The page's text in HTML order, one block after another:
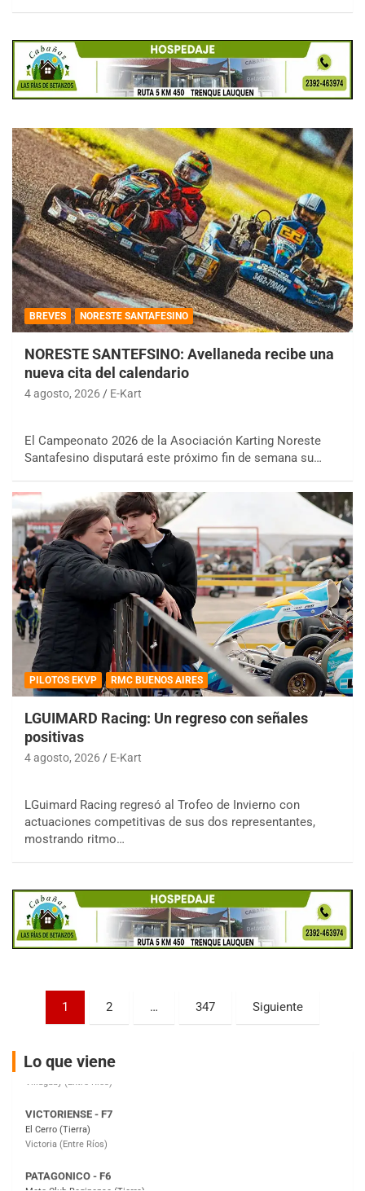
BREVES NORESTE SANTAFESINO
NORESTE SANTEFSINO: Avellaneda recibe una
nueva cita del calendario
4 agosto, 2026 E-Kart
El Campeonato 2026 de la Asociación Karting Noreste
Santafesino disputará este próximo fin de semana su…
PILOTOS EKVP RMC BUENOS AIRES
LGUIMARD Racing: Un regreso con señales
positivas
4 agosto, 2026 E-Kart
LGuimard Racing regresó al Trofeo de Invierno con
actuaciones competitivas de sus dos representantes,
mostrando ritmo…
Paginación
entradas
1 2 … 347 Siguiente
Lo que viene
COBERTURA ESPECIAL DE E-KART.COM.AR
08/09-AGO
KDO - F6
Ciudad de Trenque Lauquen (Asfalto)
Trenque Lauquen (Buenos Aires)
Parque de la Velocidad (Asfalto)
Villaguay (Entre Ríos)
El Cerro (Tierra)
Victoria (Entre Ríos)
Moto Club Reginense (Tierra)
Gral. E. Godoy (Río Negro)
Juventud Unida (Tierra)